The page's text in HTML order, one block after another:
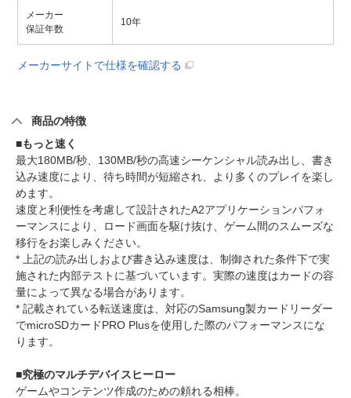
メーカー
保証年数
10年
メーカーサイトで仕様を確認する
商品の特徴
■もっと速く
最大180MB/秒、130MB/秒の高速シーケンシャル読み出し、書き
込み速度により、待ち時間が短縮され、より多くのプレイを楽し
めます。
速度と利便性を考慮して設計されたA2アプリケーションパフォ
ーマンスにより、ロード画面を駆け抜け、ゲーム間のスムーズな
移行をお楽しみください。
* 上記の読み出しおよび書き込み速度は、制御された条件下で実
施された内部テストに基づいています。実際の速度はカードの容
量によって異なる場合があります。
* 記載されている転送速度は、対応のSamsung製カードリーダー
でmicroSDカードPRO Plusを使用した際のパフォーマンスにな
ります。
■究極のマルチデバイスヒーロー
ゲームやコンテンツ作成のための頼れる相棒。